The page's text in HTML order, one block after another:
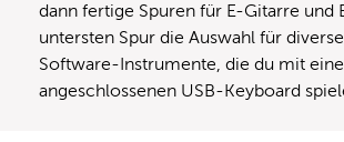
dann fertige Spuren für E-Gitarre und
untersten Spur die Auswahl für
Software-Instrumente, die du mit
angeschlossenen USB-Keyboard